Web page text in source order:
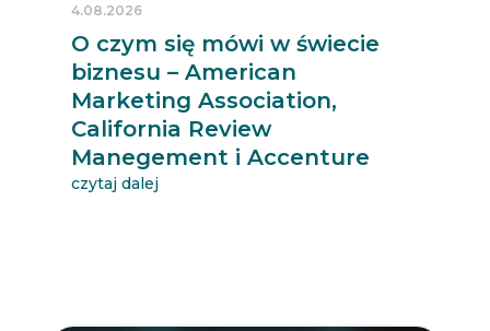
O czym się mówi w świecie
biznesu – American
Marketing Association,
California Review
Manegement i Accenture
4.08.2026
czytaj dalej